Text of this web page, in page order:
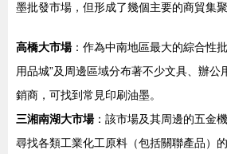
墨批發市場，但形成了幾個主要的商貿集聚
高橋大市場：作為中南地區最大的綜合性
用品城”及周邊區域分布著不少文具、辦公
銷商，可找到常見印刷油墨。
三湘南湖大市場：該市場及其周邊的五金
尋找各類工業化工原料（包括關聯產品）的